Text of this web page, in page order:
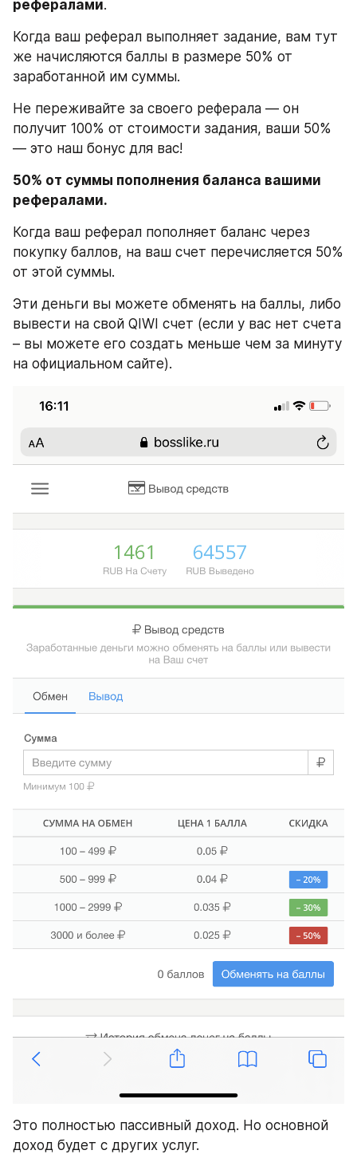
рефералами.
Когда ваш реферал выполняет задание, вам тут
же начисляются баллы в размере 50% от
заработанной им суммы.
Не переживайте за своего реферала — он
получит 100% от стоимости задания, ваши 50%
— это наш бонус для вас!
50% от суммы пополнения баланса вашими
рефералами.
Когда ваш реферал пополняет баланс через
покупку баллов, на ваш счет перечисляется 50%
от этой суммы.
Эти деньги вы можете обменять на баллы, либо
вывести на свой QIWI счет (если у вас нет счета
– вы можете его создать меньше чем за минуту
на официальном сайте).
Это полностью пассивный доход. Но основной
доход будет с других услуг.